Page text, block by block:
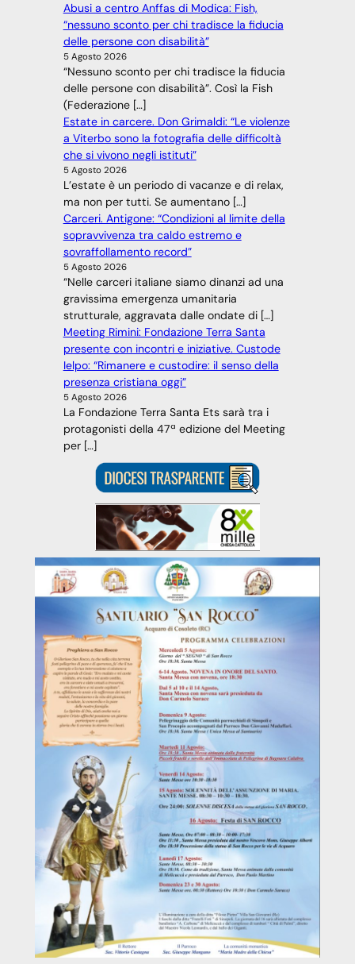
Abusi a centro Anffas di Modica: Fish,
“nessuno sconto per chi tradisce la fiducia
delle persone con disabilità”
5 Agosto 2026
“Nessuno sconto per chi tradisce la fiducia
delle persone con disabilità”. Così la Fish
(Federazione […]
Estate in carcere. Don Grimaldi: “Le violenze
a Viterbo sono la fotografia delle difficoltà
che si vivono negli istituti”
5 Agosto 2026
L’estate è un periodo di vacanze e di relax,
ma non per tutti. Se aumentano […]
Carceri. Antigone: “Condizioni al limite della
sopravvivenza tra caldo estremo e
sovraffollamento record”
5 Agosto 2026
“Nelle carceri italiane siamo dinanzi ad una
gravissima emergenza umanitaria
strutturale, aggravata dalle ondate di […]
Meeting Rimini: Fondazione Terra Santa
presente con incontri e iniziative. Custode
Ielpo: “Rimanere e custodire: il senso della
presenza cristiana oggi”
5 Agosto 2026
La Fondazione Terra Santa Ets sarà tra i
protagonisti della 47ª edizione del Meeting
per […]